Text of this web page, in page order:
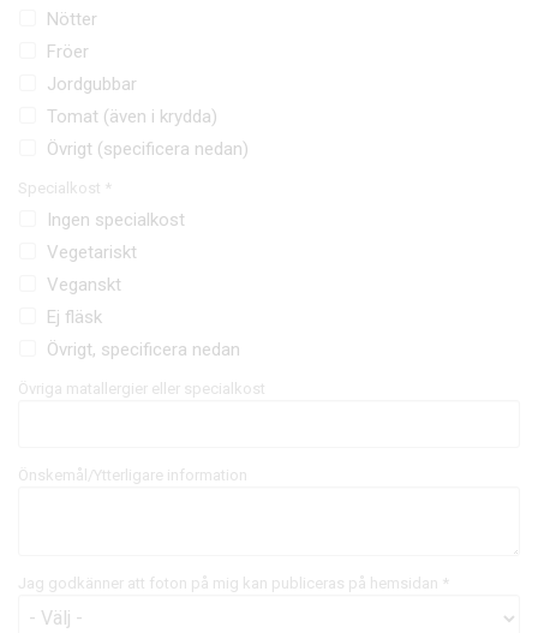
Nötter
Fröer
Jordgubbar
Tomat (även i krydda)
Övrigt (specificera nedan)
Specialkost *
Ingen specialkost
Vegetariskt
Veganskt
Ej fläsk
Övrigt, specificera nedan
Övriga matallergier eller specialkost
Önskemål/Ytterligare information
Jag godkänner att foton på mig kan publiceras på hemsidan *